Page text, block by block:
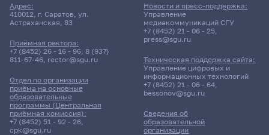
Адрес:
410012, г. Саратов, ул.
Астраханская, 83
Приёмная ректора:
+7 (8452) 26 - 16 - 96, 8 (937)
811-67-46, rector@sgu.ru
Отдел по организации
приёма на основные
образовательные
программы (Центральная
приёмная комиссия):
+7 (8452) 51 - 92 - 26,
cpk@sgu.ru
Сведения об
образовательной
организации
Новости и пресс-поддержка:
Управление
медиакоммуникаций СГУ
+7 (8452) 21 - 06 - 25,
press@sgu.ru
Техническая поддержка сайта:
Управление цифровых и
информационных технологий
+7 (8452) 21 - 06 - 64,
bessonov@sgu.ru